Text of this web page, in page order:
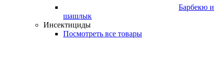
Барбекю и
шашлык
Инсектициды
Посмотреть все товары